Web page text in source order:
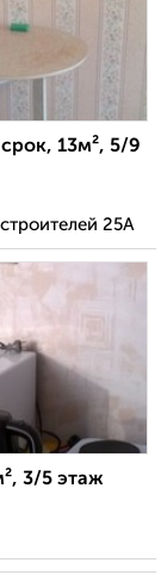
13м², 5/9
25А
3/5 этаж